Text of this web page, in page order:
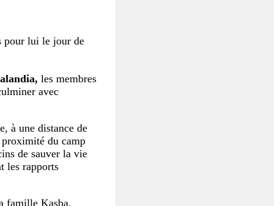
pour lui le jour de
les membres
avec
à une distance de
proximité du camp
de sauver la vie
les rapports
famille Kasba,